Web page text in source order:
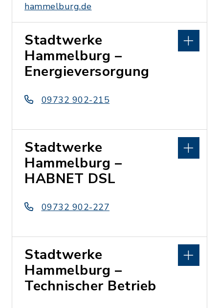
hammelburg.de
Stadtwerke
Hammelburg –
Energieversorgung
09732 902-215
Stadtwerke
Hammelburg –
HABNET DSL
09732 902-227
Stadtwerke
Hammelburg –
Technischer Betrieb